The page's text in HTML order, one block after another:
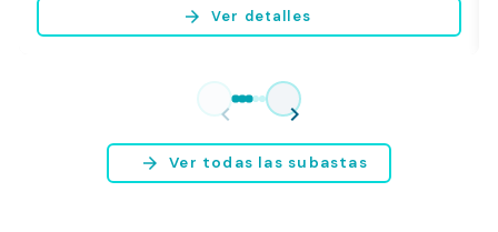
* Servicio disponible exclusivamente para inmuebles ubicados en
Bogotá y Medellín.
arrow_forward Ver detalles
chevron_left chevron_right
arrow_forward Ver todas las subastas